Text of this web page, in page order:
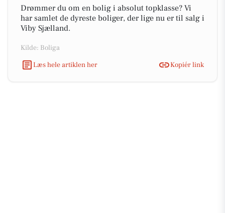
Drømmer du om en bolig i absolut topklasse? Vi
har samlet de dyreste boliger, der lige nu er til salg i
Viby Sjælland.
Kilde: Boliga
Læs hele artiklen her
Kopiér link